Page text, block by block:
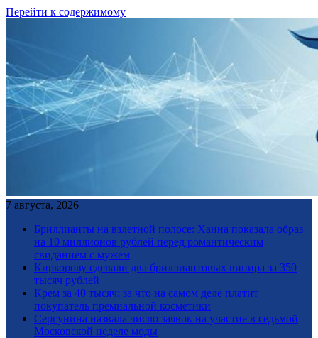
Перейти к содержимому
7 августа, 2026
Бриллианты на взлетной полосе: Ханна показала образ
на 10 миллионов рублей перед романтическим
свиданием с мужем
Киркорову сделали два бриллиантовых винира за 350
тысяч рублей
Крем за 40 тысяч: за что на самом деле платит
покупатель премиальной косметики
Сергунина назвала число заявок на участие в седьмой
Московской неделе моды